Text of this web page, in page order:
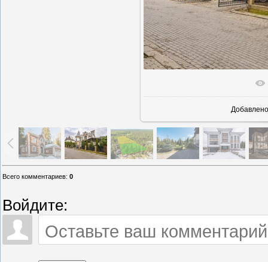
В
Добавлено
Всего комментариев: 0
Войдите: